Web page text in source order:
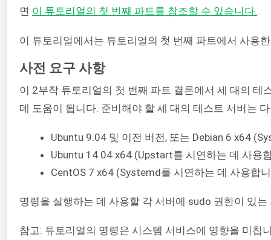
면 이 튜토리얼의 첫 번째 파트를 참조할 수 있습니다..
이 튜토리얼에서는 튜토리얼의 첫 번째 파트에서 사용
사전 요구 사항
이 2부작 튜토리얼의 첫 번째 파트 결론에서 세 대의
데 도움이 됩니다. 준비해야 할 세 대의 테스트 서버는
Ubuntu 9.04 및 이전 버전, 또는 Debian 6 x64
Ubuntu 14.04 x64 (Upstart를 시연하는 데 사용
CentOS 7 x64 (Systemd를 시연하는 데 사용합
명령을 실행하는 데 사용할 각 서버에 sudo 권한이 있
참고: 튜토리얼의 명령은 시스템 서비스에 영향을 미칩